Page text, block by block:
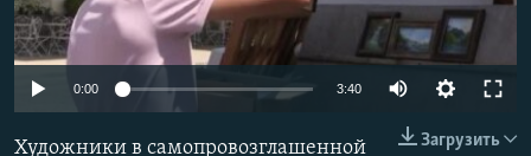
ПОБЕДИТЕЛЕЙ НЕ СУДЯТ?
КРЫМ.НЕПОКОРЕННЫЙ
УКРАИНСКАЯ ПРОБЛЕМА КРЫМА
ПРИСОЕДИНЯЙТЕСЬ!
0:00 3:40
240p
Загрузить
Художники в самопровозглашенной